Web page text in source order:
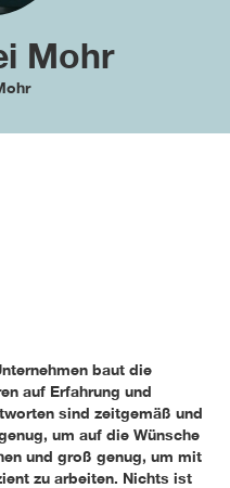
Mohr
baut die
auf Erfahrung und
sind zeitgemäß und
um auf die Wünsche
und groß genug, um mit
zu arbeiten. Nichts ist